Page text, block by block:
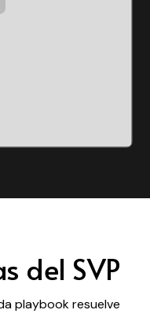
del SVP
playbook resuelve